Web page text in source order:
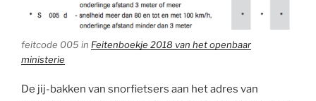
feitcode 005 in Feitenboekje 2018 van het openbaar
ministerie
De jij-bakken van snorfietsers aan het adres van